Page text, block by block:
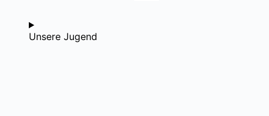
Unsere Jugend